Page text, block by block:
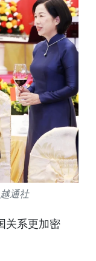
通社
关系更加密